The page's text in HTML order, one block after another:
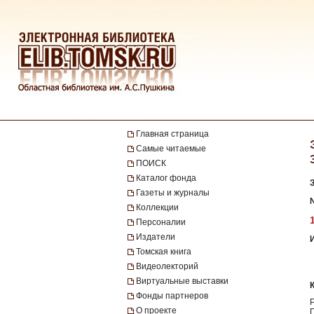
Главная страница
Самые читаемые
ПОИСК
Каталог фонда
Газеты и журналы
Коллекции
Персоналии
Издатели
Томская книга
Видеолекторий
Виртуальные выставки
Фонды партнеров
О проекте